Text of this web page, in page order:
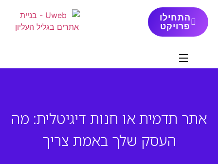
התחילו
פרויקט
אתר תדמית או חנות דיגיטלית: מה
העסק שלך באמת צריך